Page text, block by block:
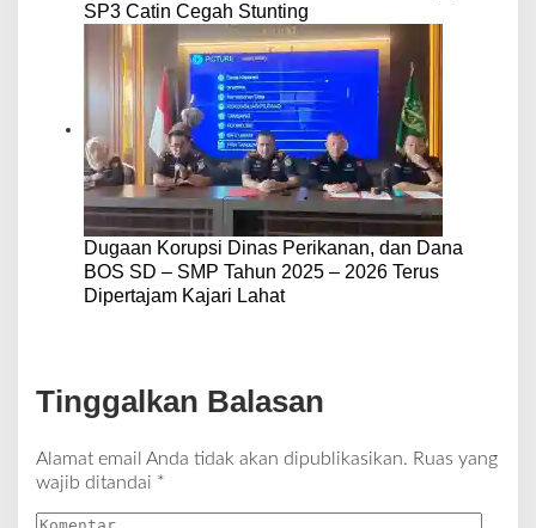
SP3 Catin Cegah Stunting
Dugaan Korupsi Dinas Perikanan, dan Dana
BOS SD – SMP Tahun 2025 – 2026 Terus
Dipertajam Kajari Lahat
Tinggalkan Balasan
Alamat email Anda tidak akan dipublikasikan. Ruas yang
wajib ditandai *